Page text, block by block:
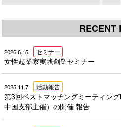
RECENT
2026.6.15 セミナー
女性起業家実践創業セミナー
2025.11.7 活動報告
第3回ベストマッチングミーティン
中国支部主催）の開催 報告